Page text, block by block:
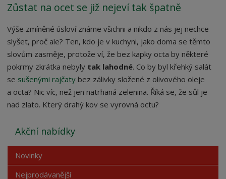
Zůstat na ocet se již nejeví tak špatně
Výše zmíněné úsloví známe všichni a nikdo z nás jej nechce
slyšet, proč ale? Ten, kdo je v kuchyni, jako doma se těmto
slovům zasměje, protože ví, že bez kapky octa by některé
pokrmy zkrátka nebyly tak lahodné. Co by byl křehký salát
se sušenými rajčaty bez zálivky složené z olivového oleje
a octa? Nic víc, než jen natrhaná zelenina. Říká se, že sůl je
nad zlato. Který drahý kov se vyrovná octu?
Akční nabídky
Novinky
Nejprodávanější